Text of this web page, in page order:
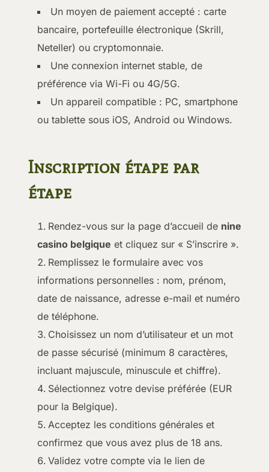
Un moyen de paiement accepté : carte
bancaire, portefeuille électronique (Skrill,
Neteller) ou cryptomonnaie.
Une connexion internet stable, de
préférence via Wi-Fi ou 4G/5G.
Un appareil compatible : PC, smartphone
ou tablette sous iOS, Android ou Windows.
Inscription étape par
étape
Rendez-vous sur la page d’accueil de nine
casino belgique et cliquez sur « S’inscrire ».
Remplissez le formulaire avec vos
informations personnelles : nom, prénom,
date de naissance, adresse e-mail et numéro
de téléphone.
Choisissez un nom d’utilisateur et un mot
de passe sécurisé (minimum 8 caractères,
incluant majuscule, minuscule et chiffre).
Sélectionnez votre devise préférée (EUR
pour la Belgique).
Acceptez les conditions générales et
confirmez que vous avez plus de 18 ans.
Validez votre compte via le lien de